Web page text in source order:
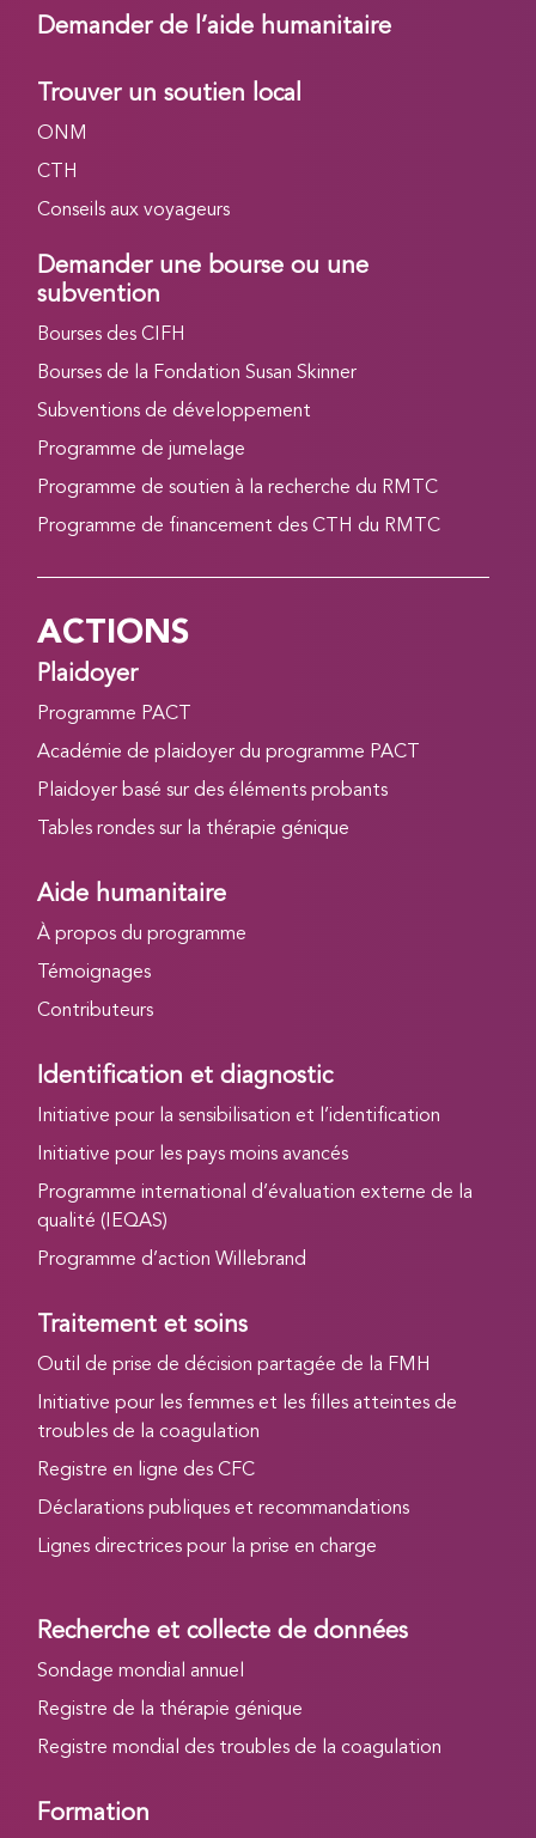
Demander de l’aide humanitaire
Trouver un soutien local
ONM
CTH
Conseils aux voyageurs
Demander une bourse ou une
subvention
Bourses des CIFH
Bourses de la Fondation Susan Skinner
Subventions de développement
Programme de jumelage
Programme de soutien à la recherche du RMTC
Programme de financement des CTH du RMTC
ACTIONS
Plaidoyer
Programme PACT
Académie de plaidoyer du programme PACT
Plaidoyer basé sur des éléments probants
Tables rondes sur la thérapie génique
Aide humanitaire
À propos du programme
Témoignages
Contributeurs
Identification et diagnostic
Initiative pour la sensibilisation et l’identification
Initiative pour les pays moins avancés
Programme international d’évaluation externe de la
qualité (IEQAS)
Programme d’action Willebrand
Traitement et soins
Outil de prise de décision partagée de la FMH
Initiative pour les femmes et les filles atteintes de
troubles de la coagulation
Registre en ligne des CFC
Déclarations publiques et recommandations
Lignes directrices pour la prise en charge
Recherche et collecte de données
Sondage mondial annuel
Registre de la thérapie génique
Registre mondial des troubles de la coagulation
Formation